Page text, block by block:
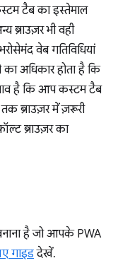
टैब का इस्तेमाल
ब्राउज़र भी वही
वेब गतिविधियां
अधिकार होता है कि
है कि आप कस्टम टैब
ब्राउज़र में ज़रूरी
ब्राउज़र का
है जो आपके PWA
गाइडदेखें.